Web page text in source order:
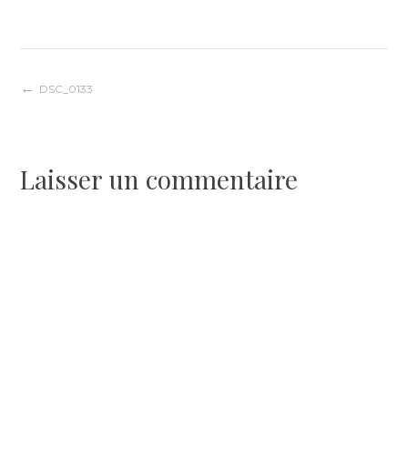
Navigation
l’article
DSC_0133
Laisser un commentaire